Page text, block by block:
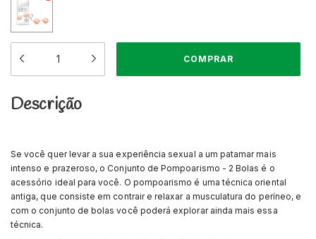
Descrição
Se você quer levar a sua experiência sexual a um patamar mais
intenso e prazeroso, o Conjunto de Pompoarismo - 2 Bolas é o
acessório ideal para você. O pompoarismo é uma técnica oriental
antiga, que consiste em contrair e relaxar a musculatura do períneo, e
com o conjunto de bolas você poderá explorar ainda mais essa
técnica.